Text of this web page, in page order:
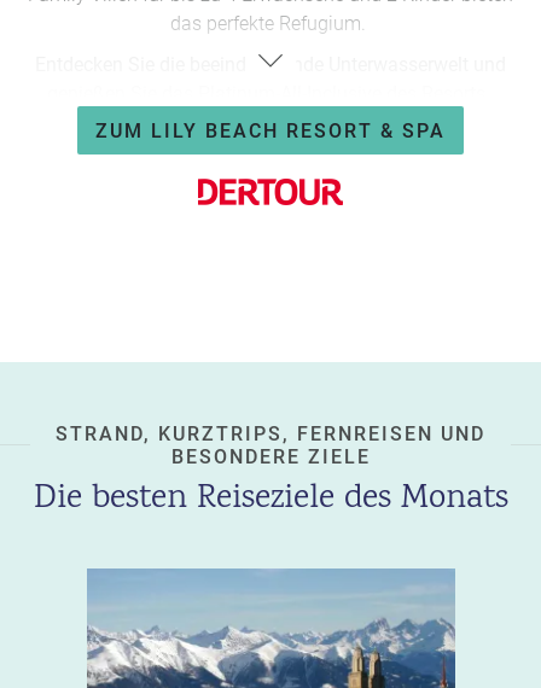
das perfekte Refugium.
Entdecken Sie die beeindruckende Unterwasserwelt und
Lily Beach Resort & Spa *****
7 Nächte in Beach Villa & All Inclusive
ZUM LILY BEACH RESORT & SPA
STRAND, KURZTRIPS, FERNREISEN UND
BESONDERE ZIELE
Die besten Reiseziele des Monats